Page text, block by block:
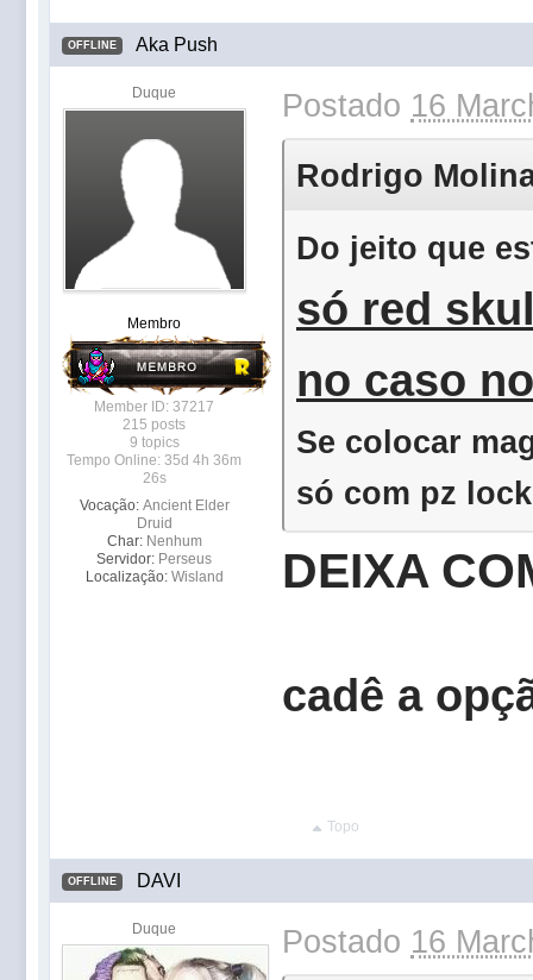
OFFLINE Aka Push
Duque
Membro
Member ID: 37217
215 posts
9 topics
Tempo Online: 35d 4h 36m
26s
Vocação: Ancient Elder
Druid
Char: Nenhum
Servidor: Perseus
Localização: Wisland
Postado 16
Rodrigo
Do jeito que
só red
no caso
Se colocar
só com pz
DEIXA
cadê a
Topo
OFFLINE DAVI
Duque Postado 16